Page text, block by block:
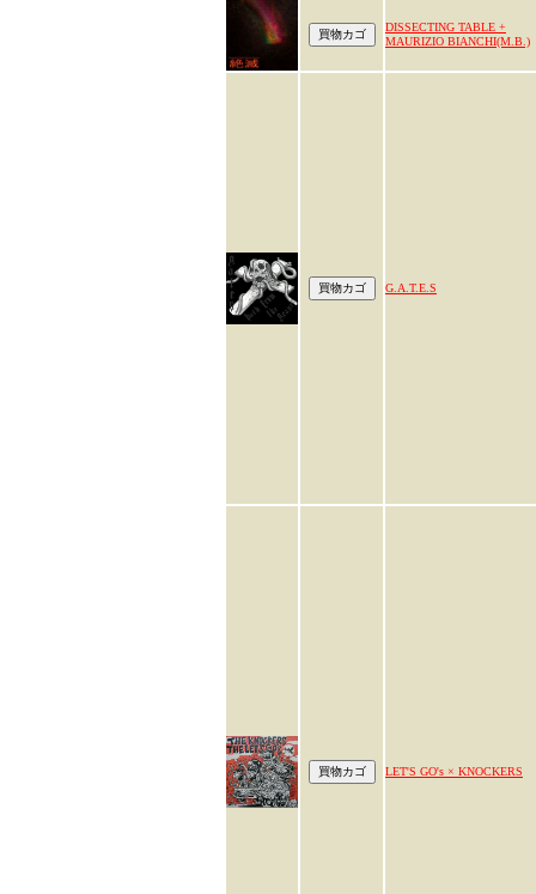
DISSECTING TABLE +
MAURIZIO BIANCHI(M.B.)
G.A.T.E.S
LET'S GO's × KNOCKERS